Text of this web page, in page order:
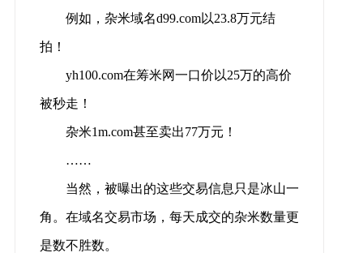
例如，杂米域名d99.com以23.8万元结
拍！
yh100.com在筹米网一口价以25万的高价
被秒走！
杂米1m.com甚至卖出77万元！
……
当然，被曝出的这些交易信息只是冰山一
角。在域名交易市场，每天成交的杂米数量更
是数不胜数。